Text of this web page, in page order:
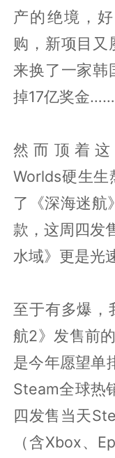
产的绝境，
购，新项目又
来换了一家韩
掉17亿奖金……
然而顶着这
Worlds硬生生
了《深海迷航
款，这周四发
水域》更是光
至于有多爆，
航2》发售前
是今年愿望单
Steam全球热
四发售当天
（含Xbox、